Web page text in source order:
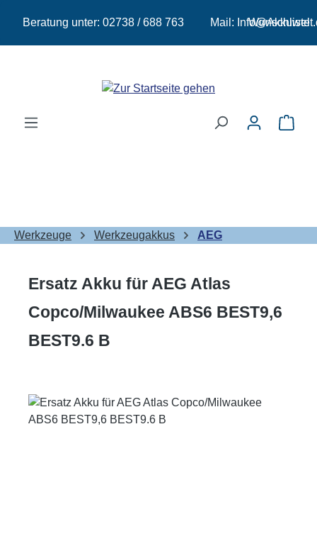
Zum Hauptinhalt springen
Beratung unter: 02738 / 688 763 Mail: Wunschliste
Werkzeuge Werkzeugakkus AEG
Ersatz Akku für AEG Atlas
Copco/Milwaukee ABS6 BEST9,6
BEST9.6 B
Bildergalerie überspringen